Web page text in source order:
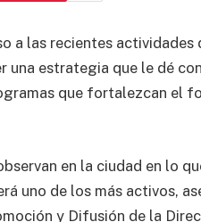
a las recientes
una estrategia que le dé
que fortalezcan el
en la ciudad en lo
uno de los más activos,
y Difusión de la